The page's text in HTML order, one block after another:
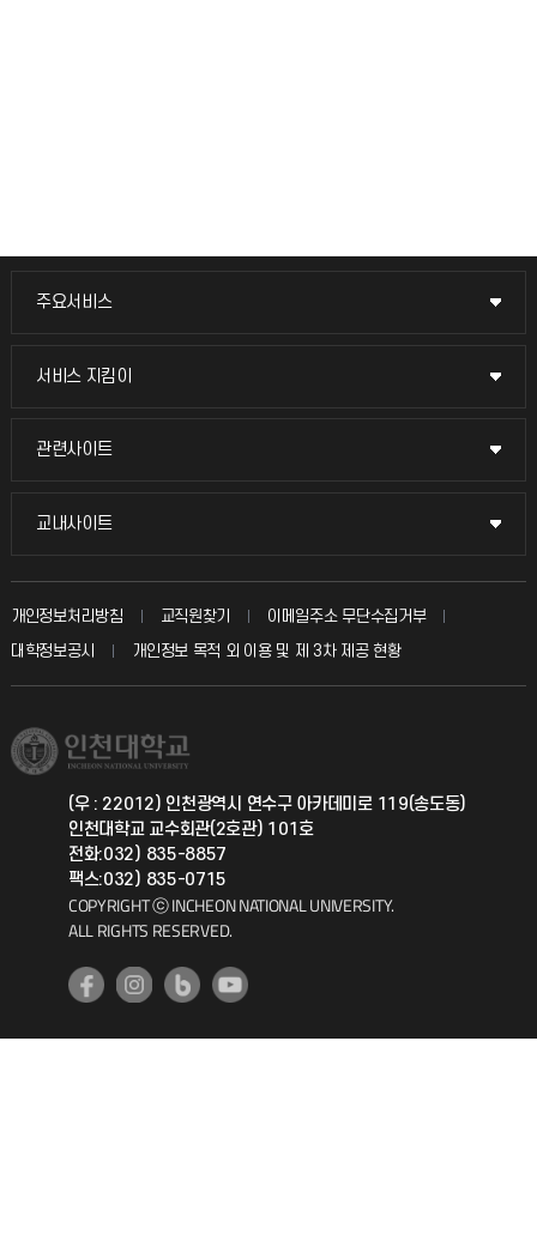
주요서비스
주요서비스
교무회의방송
입학안내
취업정보(학생)
서비스 지킴이
서비스 지킴이
묻고 답하기
칭찬마당
학생서비스 지킴이
관련사이트
관련사이트
국방헬프콜
총동문회
교내사이트
교내사이트
교수회
교육혁신본부
국제지원과
공자아카데미
기초교육원
개인정보처리방침 교직원찾기
이메일주소 무단수집거부
대학정보공시
개인정보 목적 외 이용 및 제 3차 제공 현황
(우 : 22012) 인천광역시 연수구 아카데미로 119(송도동)
인천대학교 교수회관(2호관) 101호
전화:032) 835-8857
팩스:032) 835-0715
COPYRIGHT ⓒ INCHEON NATIONAL UNIVERSITY.
ALL RIGHTS RESERVED.